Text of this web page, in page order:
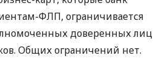
ФЛП, ограничивается
доверенных лиц
Общих ограничений нет.